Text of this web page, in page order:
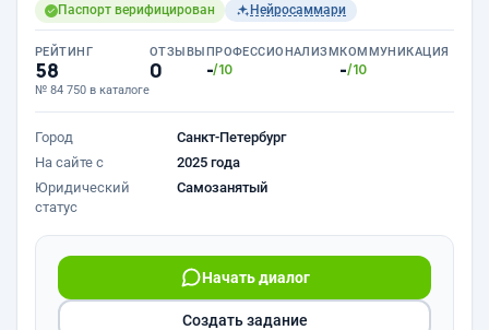
Паспорт верифицирован Нейросаммари
РЕЙТИНГ
58
№ 84 750 в каталоге
ОТЗЫВЫ
0
ПРОФЕССИОНАЛИЗМ
-/10
КОММУНИКАЦИЯ
-/10
Город
Санкт-Петербург
На сайте с
2025 года
Юридический
статус
Самозанятый
Начать диалог
Создать задание